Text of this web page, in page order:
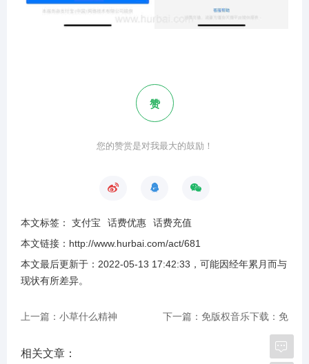
赞
您的赞赏是对我最大的鼓励！
本文标签： 支付宝 话费优惠
话费充值
本文链接： http://www.hurbai.com/act/681
本文最后更新于： 2022-05-13 17:42:33 ，可能因经年累月而与
现状有所差异。
上一篇：小草什么精神 下一篇：免版权音乐下载：免
费商用版权音乐下载网站合集
相关文章：